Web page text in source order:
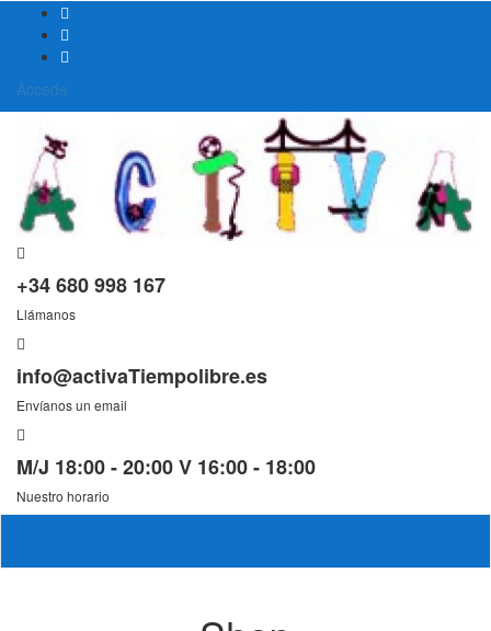
Accede
+34 680 998 167
Llámanos
info@activaTiempolibre.es
Envíanos un email
M/J 18:00 - 20:00 V 16:00 - 18:00
Nuestro horario